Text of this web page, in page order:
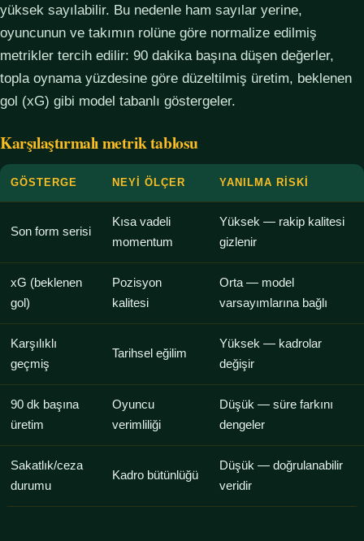
yüksek sayılabilir. Bu nedenle ham sayılar yerine,
oyuncunun ve takımın rolüne göre normalize edilmiş
metrikler tercih edilir: 90 dakika başına düşen değerler,
topla oynama yüzdesine göre düzeltilmiş üretim, beklenen
gol (xG) gibi model tabanlı göstergeler.
Karşılaştırmalı metrik tablosu
GÖSTERGE NEYI ÖLÇER YANILMA RISKI
Son form serisi
Kısa vadeli
momentum
Yüksek — rakip kalitesi
gizlenir
xG (beklenen
gol)
Pozisyon
kalitesi
Orta — model
varsayımlarına bağlı
Karşılıklı
geçmiş
Tarihsel eğilim
Yüksek — kadrolar
değişir
90 dk başına
üretim
Oyuncu
verimliliği
Düşük — süre farkını
dengeler
Sakatlık/ceza
durumu
Kadro bütünlüğü
Düşük — doğrulanabilir
veridir